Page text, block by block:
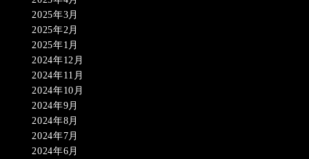
2025年3月
2025年2月
2025年1月
2024年12月
2024年11月
2024年10月
2024年9月
2024年8月
2024年7月
2024年6月